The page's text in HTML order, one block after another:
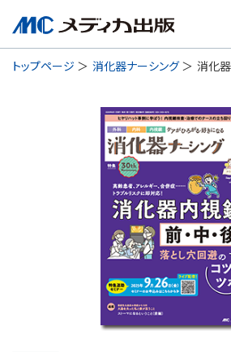
トップページ 消化器ナーシング 消化